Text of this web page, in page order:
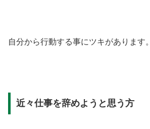
自分から行動する事にツキがあります。
近々仕事を辞めようと思う方